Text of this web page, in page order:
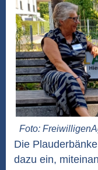
Foto:
Die
dazu ein,